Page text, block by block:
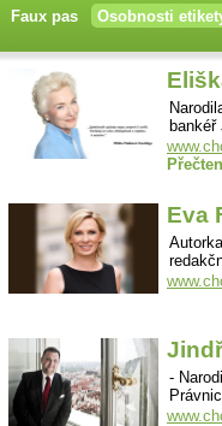
Faux pas
Osobnosti
Eva
-